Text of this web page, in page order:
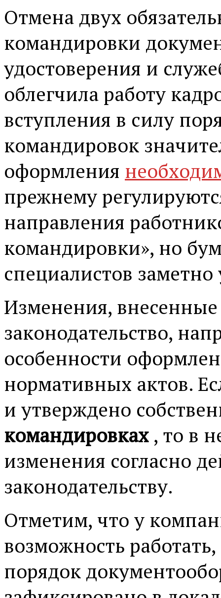
Отмена двух
командировки
удостоверения и
облегчила работу
вступления в силу
командировок
оформления
прежнему
направления
командировки», но
специалистов заметно
Изменения, внесенные
законодательство,
особенности
нормативных актов.
и утверждено
командировках , то в
изменения согласно
законодательству.
Отметим, что у
возможность
порядок